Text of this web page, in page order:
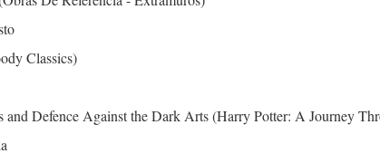
Classics)
and Defence Against the Dark Arts (Harry Potter: A Journey